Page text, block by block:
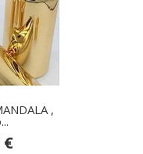
,
€